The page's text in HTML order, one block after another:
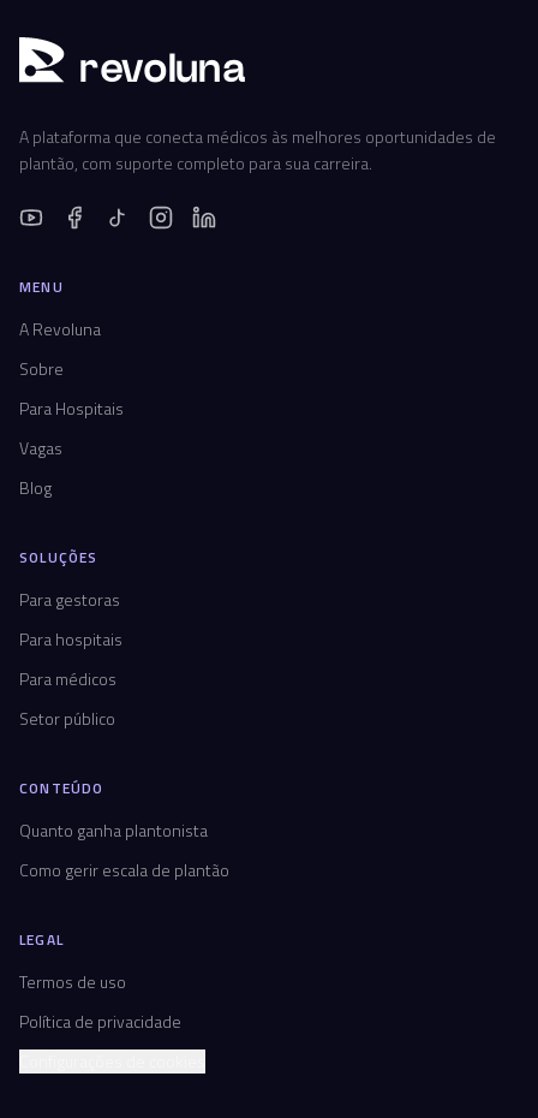
revoluna
A plataforma que conecta médicos às melhores oportunidades de
plantão, com suporte completo para sua carreira.
MENU
A Revoluna
Sobre
Para Hospitais
Vagas
Blog
SOLUÇÕES
Para gestoras
Para hospitais
Para médicos
Setor público
CONTEÚDO
Quanto ganha plantonista
Como gerir escala de plantão
LEGAL
Termos de uso
Política de privacidade